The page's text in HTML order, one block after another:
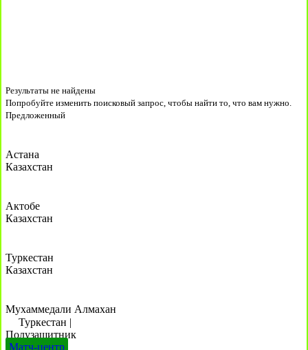
Результаты не найдены
Попробуйте изменить поисковый запрос, чтобы найти то, что вам нужно.
Предложенный
Астана
Казахстан
Актобе
Казахстан
Туркестан
Казахстан
Мухаммедали Алмахан
Туркестан |
Полузащитник
Матч-центр